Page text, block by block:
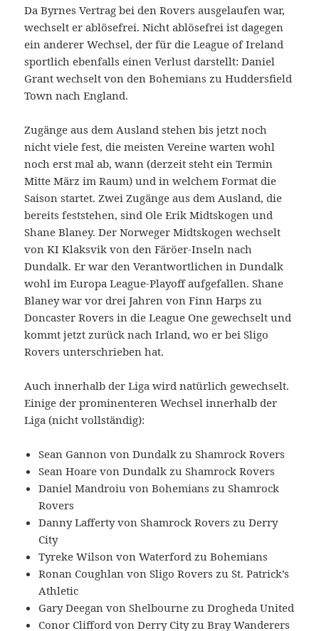
Da Byrnes Vertrag bei den Rovers ausgelaufen war,
wechselt er ablösefrei. Nicht ablösefrei ist dagegen
ein anderer Wechsel, der für die League of Ireland
sportlich ebenfalls einen Verlust darstellt: Daniel
Grant wechselt von den Bohemians zu Huddersfield
Town nach England.
Zugänge aus dem Ausland stehen bis jetzt noch
nicht viele fest, die meisten Vereine warten wohl
noch erst mal ab, wann (derzeit steht ein Termin
Mitte März im Raum) und in welchem Format die
Saison startet. Zwei Zugänge aus dem Ausland, die
bereits feststehen, sind Ole Erik Midtskogen und
Shane Blaney. Der Norweger Midtskogen wechselt
von KI Klaksvik von den Färöer-Inseln nach
Dundalk. Er war den Verantwortlichen in Dundalk
wohl im Europa League-Playoff aufgefallen. Shane
Blaney war vor drei Jahren von Finn Harps zu
Doncaster Rovers in die League One gewechselt und
kommt jetzt zurück nach Irland, wo er bei Sligo
Rovers unterschrieben hat.
Auch innerhalb der Liga wird natürlich gewechselt.
Einige der prominenteren Wechsel innerhalb der
Liga (nicht vollständig):
Sean Gannon von Dundalk zu Shamrock Rovers
Sean Hoare von Dundalk zu Shamrock Rovers
Daniel Mandroiu von Bohemians zu Shamrock
Rovers
Danny Lafferty von Shamrock Rovers zu Derry
City
Tyreke Wilson von Waterford zu Bohemians
Ronan Coughlan von Sligo Rovers zu St. Patrick’s
Athletic
Gary Deegan von Shelbourne zu Drogheda United
Conor Clifford von Derry City zu Bray Wanderers